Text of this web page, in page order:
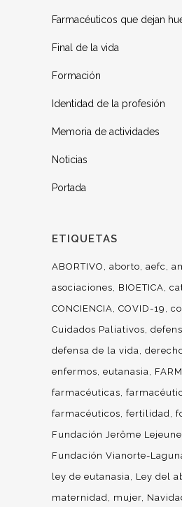
Farmacéuticos que dejan
Final de la vida
Formación
Identidad de la profesión
Memoria de actividades
Noticias
Portada
ETIQUETAS
ABORTIVO aborto aefc
asociaciones
BIOETICA
CONCIENCIA COVID-19
Cuidados Paliativos
defensa de la vida
enfermos eutanasia
farmacéuticas
farmacéuticos fertilidad
Fundación Jerôme Lejeune
Fundación Vianorte-
ley de eutanasia
Ley del
maternidad
mujer